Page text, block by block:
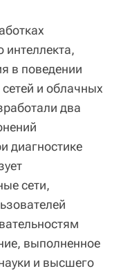
интеллекта,
в поведении
и облачных
два
диагностике
сети,
выполненное
и высшего